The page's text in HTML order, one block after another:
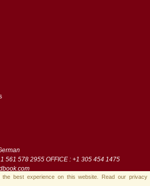
561 578 2955 OFFICE : +1 305 454 1475
best experience on this website. Read our privacy